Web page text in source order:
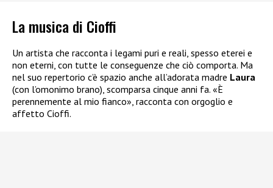
La musica di Cioffi
Un artista che racconta i legami puri e reali, spesso eterei e
non eterni, con tutte le conseguenze che ciò comporta. Ma
nel suo repertorio c’è spazio anche all’adorata madre Laura
(con l’omonimo brano), scomparsa cinque anni fa. «È
perennemente al mio fianco», racconta con orgoglio e
affetto Cioffi.